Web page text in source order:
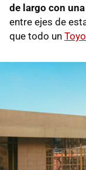
de largo con
entre ejes de
que todo un